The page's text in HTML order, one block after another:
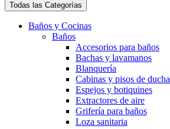
Todas las Categorías
Baños y Cocinas
Baños
Accesorios para baños
Bachas y lavamanos
Blanquería
Cabinas y pisos de ducha
Espejos y botiquines
Extractores de aire
Grifería para baños
Loza sanitaria